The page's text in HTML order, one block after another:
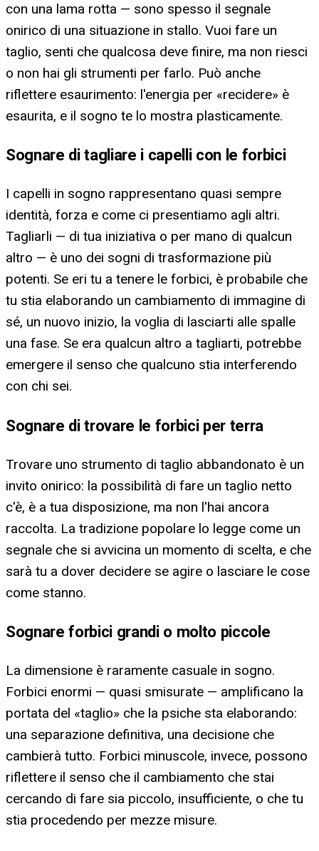
con una lama rotta — sono spesso il segnale
onirico di una situazione in stallo. Vuoi fare un
taglio, senti che qualcosa deve finire, ma non riesci
o non hai gli strumenti per farlo. Può anche
riflettere esaurimento: l'energia per «recidere» è
esaurita, e il sogno te lo mostra plasticamente.
Sognare di tagliare i capelli con le forbici
I capelli in sogno rappresentano quasi sempre
identità, forza e come ci presentiamo agli altri.
Tagliarli — di tua iniziativa o per mano di qualcun
altro — è uno dei sogni di trasformazione più
potenti. Se eri tu a tenere le forbici, è probabile che
tu stia elaborando un cambiamento di immagine di
sé, un nuovo inizio, la voglia di lasciarti alle spalle
una fase. Se era qualcun altro a tagliarti, potrebbe
emergere il senso che qualcuno stia interferendo
con chi sei.
Sognare di trovare le forbici per terra
Trovare uno strumento di taglio abbandonato è un
invito onirico: la possibilità di fare un taglio netto
c'è, è a tua disposizione, ma non l'hai ancora
raccolta. La tradizione popolare lo legge come un
segnale che si avvicina un momento di scelta, e che
sarà tu a dover decidere se agire o lasciare le cose
come stanno.
Sognare forbici grandi o molto piccole
La dimensione è raramente casuale in sogno.
Forbici enormi — quasi smisurate — amplificano la
portata del «taglio» che la psiche sta elaborando:
una separazione definitiva, una decisione che
cambierà tutto. Forbici minuscole, invece, possono
riflettere il senso che il cambiamento che stai
cercando di fare sia piccolo, insufficiente, o che tu
stia procedendo per mezze misure.